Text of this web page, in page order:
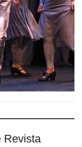
Revista